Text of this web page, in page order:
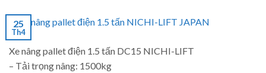
25
Th4
Xe nâng pallet điện 1.5 tấn DC15 NICHI-LIFT
– Tải trọng nâng: 1500kg